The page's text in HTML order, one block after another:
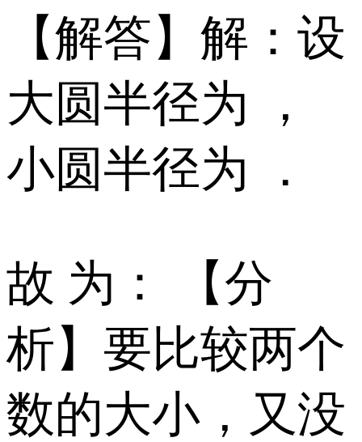
【解答】解：设
大圆半径为 ，
小圆半径为 ．
故 为： 【分
析】要比较两个
数的大小，又没